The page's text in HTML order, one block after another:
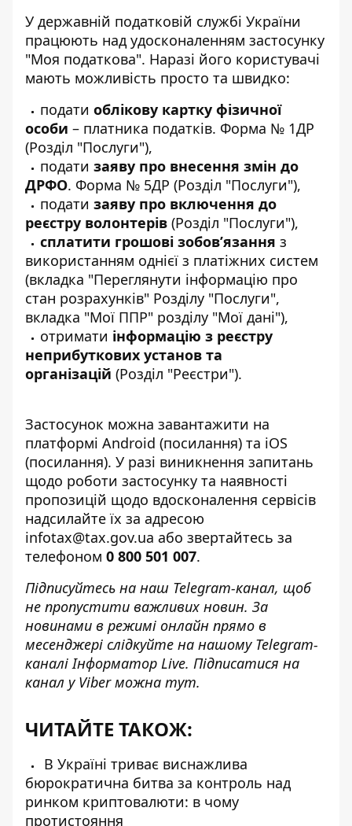
У державній податковій службі України
працюють над удосконаленням застосунку
"Моя податкова". Наразі його користувачі
мають можливість просто та швидко:
подати облікову картку фізичної
особи – платника податків. Форма № 1ДР
(Розділ "Послуги"),
подати заяву про внесення змін до
ДРФО. Форма № 5ДР (Розділ "Послуги"),
подати заяву про включення до
реєстру волонтерів (Розділ "Послуги"),
сплатити грошові зобов’язання з
використанням однієї з платіжних систем
(вкладка "Переглянути інформацію про
стан розрахунків" Розділу "Послуги",
вкладка "Мої ППР" розділу "Мої дані"),
отримати інформацію з реєстру
неприбуткових установ та
організацій (Розділ "Реєстри").
Застосунок можна завантажити на
платформі Android (посилання) та iOS
(посилання). У разі виникнення запитань
щодо роботи застосунку та наявності
пропозицій щодо вдосконалення сервісів
надсилайте їх за адресою
infotax@tax.gov.ua або звертайтесь за
телефоном 0 800 501 007.
Підписуйтесь на наш Telegram-канал, щоб
не пропустити важливих новин. За
новинами в режимі онлайн прямо в
месенджері слідкуйте на нашому Telegram-
каналіІнформатор Live. Підписатися на
канал у Viber можна тут.
ЧИТАЙТЕ ТАКОЖ:
В Україні триває виснажлива
бюрократична битва за контроль над
ринком криптовалюти: в чому
протистояння